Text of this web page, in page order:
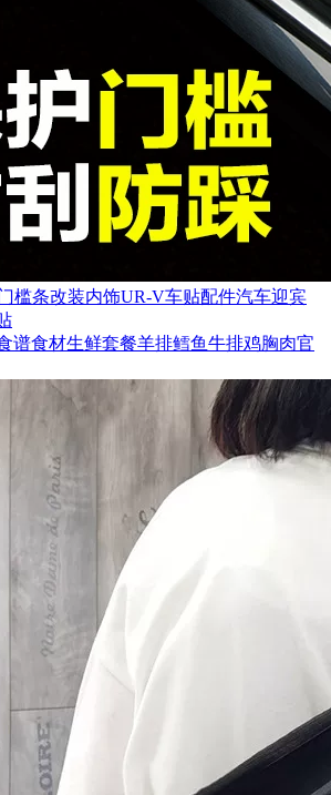
槛条改装内饰UR-V车贴配件汽车迎宾
谱食材生鲜套餐羊排鳕鱼牛排鸡胸肉官